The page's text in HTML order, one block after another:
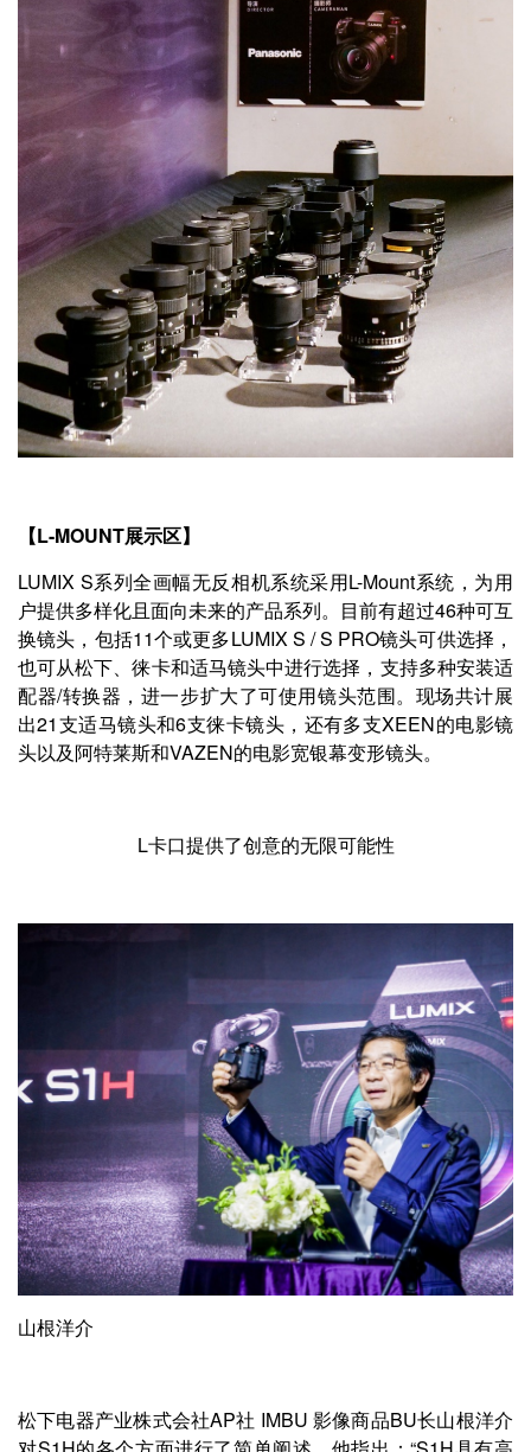
【L-MOUNT展示区】
LUMIX S系列全画幅无反相机系统采用L-Mount系统，为用
户提供多样化且面向未来的产品系列。目前有超过46种可互
换镜头，包括11个或更多LUMIX S / S PRO镜头可供选择，
也可从松下、徕卡和适马镜头中进行选择，支持多种安装适
配器/转换器，进一步扩大了可使用镜头范围。现场共计展
出21支适马镜头和6支徕卡镜头，还有多支XEEN的电影镜
头以及阿特莱斯和VAZEN的电影宽银幕变形镜头。
L卡口提供了创意的无限可能性
山根洋介
松下电器产业株式会社AP社 IMBU 影像商品BU长山根洋介